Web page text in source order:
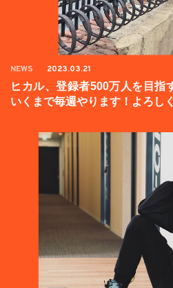
NEWS 2023.03.21
ヒカル、登録者500万人を目指
いくまで毎週やります！よろし